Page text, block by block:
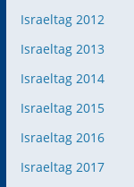
Israeltag 2012
Israeltag 2013
Israeltag 2014
Israeltag 2015
Israeltag 2016
Israeltag 2017